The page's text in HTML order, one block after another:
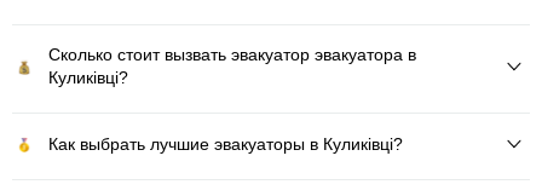
Сколько стоит вызвать эвакуатор эвакуатора в
Куликівці?
Как выбрать лучшие эвакуаторы в Куликівці?